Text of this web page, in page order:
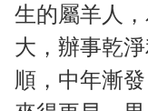
生的屬羊人
大，辦事乾
順，中年漸